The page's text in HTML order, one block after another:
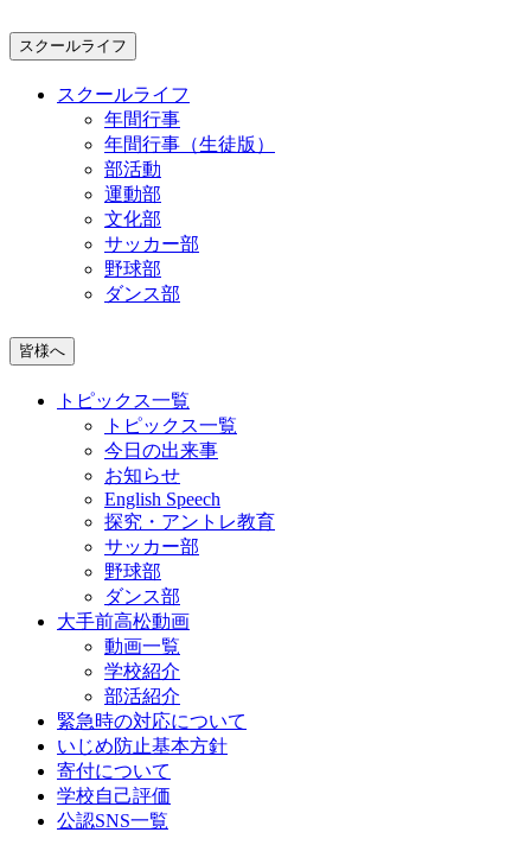
スクールライフ
スクールライフ
年間行事
年間行事（生徒版）
部活動
運動部
文化部
サッカー部
野球部
ダンス部
皆様へ
トピックス一覧
トピックス一覧
今日の出来事
お知らせ
English Speech
探究・アントレ教育
サッカー部
野球部
ダンス部
大手前高松動画
動画一覧
学校紹介
部活紹介
緊急時の対応について
いじめ防止基本方針
寄付について
学校自己評価
公認SNS一覧